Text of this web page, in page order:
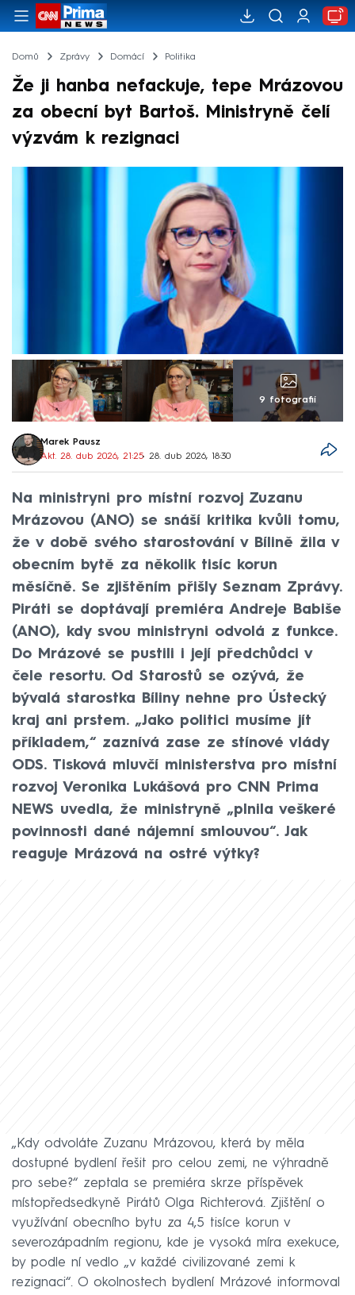
Domů Zprávy Domácí Politika
Že ji hanba nefackuje, tepe Mrázovou
za obecní byt Bartoš. Ministryně čelí
výzvám k rezignaci
9 fotografií
Marek Pausz
Akt. 28. dub 2026, 21:25• 28. dub 2026, 18:30
Na ministryni pro místní rozvoj Zuzanu
Mrázovou (ANO) se snáší kritika kvůli tomu,
že v době svého starostování v Bílině žila v
obecním bytě za několik tisíc korun
měsíčně. Se zjištěním přišly Seznam Zprávy.
Piráti se doptávají premiéra Andreje Babiše
(ANO), kdy svou ministryni odvolá z funkce.
Do Mrázové se pustili i její předchůdci v
čele resortu. Od Starostů se ozývá, že
bývalá starostka Bíliny nehne pro Ústecký
kraj ani prstem. „Jako politici musíme jít
příkladem,“ zaznívá zase ze stínové vlády
ODS. Tisková mluvčí ministerstva pro místní
rozvoj Veronika Lukášová pro CNN Prima
NEWS uvedla, že ministryně „plnila veškeré
povinnosti dané nájemní smlouvou“. Jak
reaguje Mrázová na ostré výtky?
„Kdy odvoláte Zuzanu Mrázovou, která by měla
dostupné bydlení řešit pro celou zemi, ne výhradně
pro sebe?“ zeptala se premiéra skrze příspěvek
místopředsedkyně Pirátů Olga Richterová. Zjištění o
využívání obecního bytu za 4,5 tisíce korun v
severozápadním regionu, kde je vysoká míra exekuce,
by podle ní vedlo „v každé civilizované zemi k
rezignaci“. O okolnostech bydlení Mrázové informoval